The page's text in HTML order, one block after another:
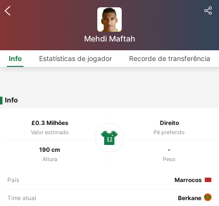
Mehdi Maftah
Info Estatísticas de jogador Recorde de transferência
Info
£0.3 Milhões
Valor estimado
Direito
Pé preferido
190 cm
Altura
-
Peso
12
País Marrocos
Time atual Berkane